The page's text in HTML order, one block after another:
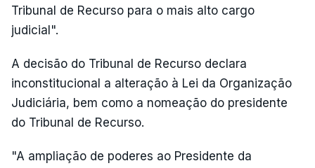
Tribunal de Recurso para o mais alto cargo
judicial".
A decisão do Tribunal de Recurso declara
inconstitucional a alteração à Lei da Organização
Judiciária, bem como a nomeação do presidente
do Tribunal de Recurso.
"A ampliação de poderes ao Presidente da